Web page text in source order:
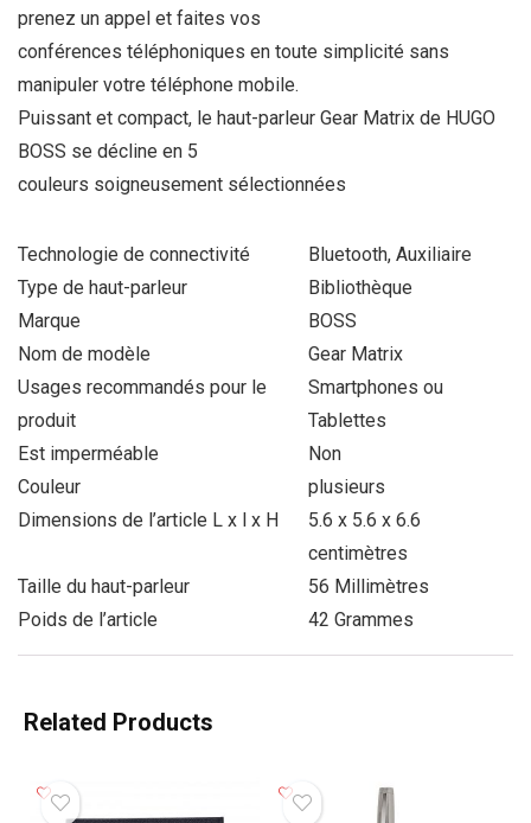
prenez un appel et faites vos
conférences téléphoniques en toute simplicité sans
manipuler votre téléphone mobile.
Puissant et compact, le haut-parleur Gear Matrix de HUGO
BOSS se décline en 5
couleurs soigneusement sélectionnées
Technologie de connectivité
Bluetooth, Auxiliaire
Type de haut-parleur
Bibliothèque
Marque
BOSS
Nom de modèle
Gear Matrix
Usages recommandés pour le
produit
Smartphones ou
Tablettes
Est imperméable
Non
Couleur
plusieurs
Dimensions de l’article L x l x H
5.6 x 5.6 x 6.6
centimètres
Taille du haut-parleur
56 Millimètres
Poids de l’article
42 Grammes
Related Products